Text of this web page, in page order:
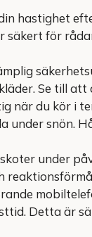
hastighet
säkert för
Se till
när du kör i
under snön.
under
Detta är